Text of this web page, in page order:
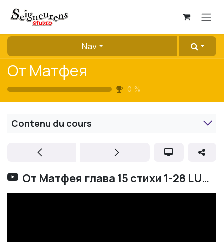
Nav
От Матфея
0 %
Contenu du cours
От Матфея глава 15 стихи 1-28 LUMO